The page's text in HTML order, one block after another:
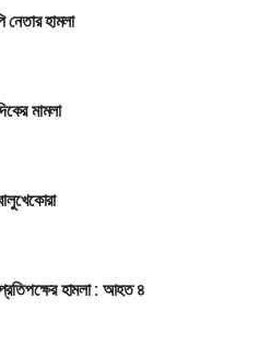
নেতার হামলা
মামলা
হামলা : আহত ৪